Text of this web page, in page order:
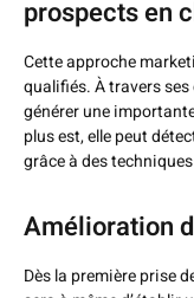
prospects en
Cette approche
qualifiés. À travers
générer une
plus est, elle peut
grâce à des
Amélioration
Dès la première prise